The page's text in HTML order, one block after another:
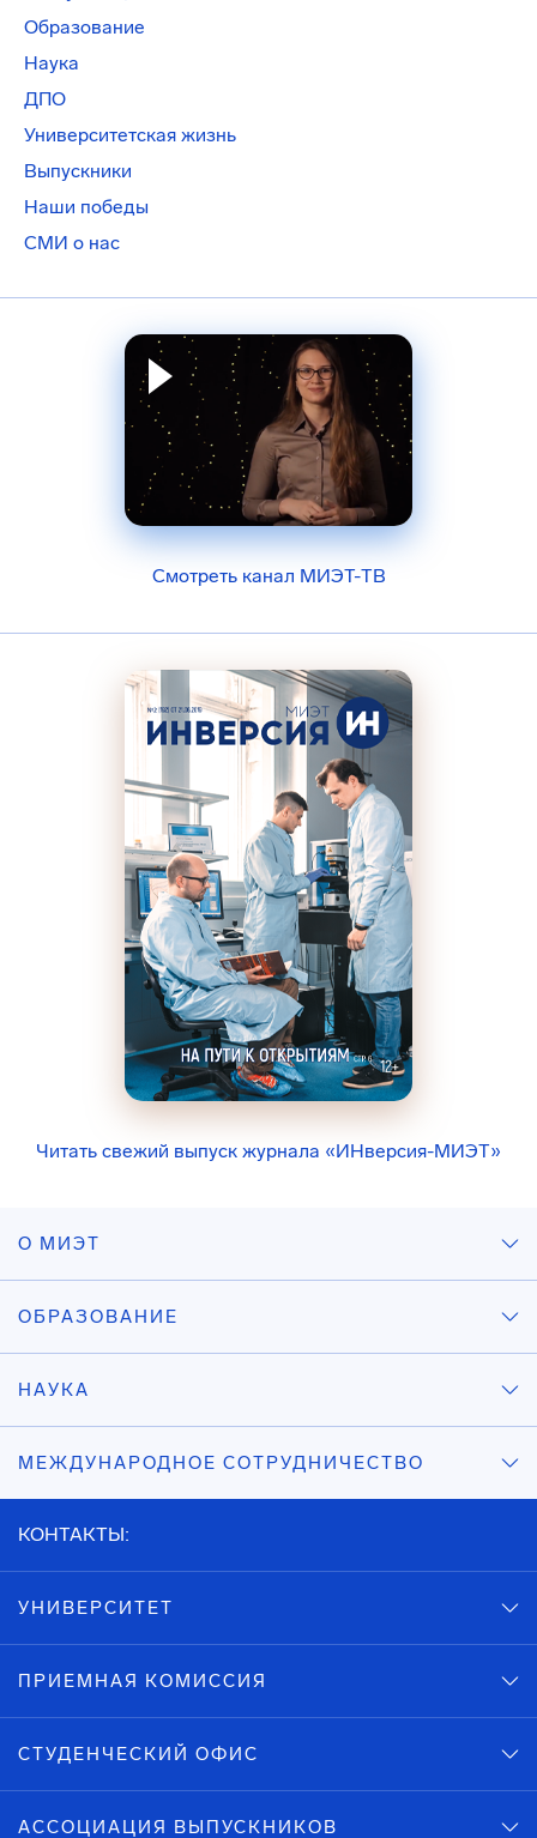
Образование
Наука
ДПО
Университетская жизнь
Выпускники
Наши победы
СМИ о нас
Смотреть канал МИЭТ-ТВ
Читать свежий выпуск журнала «ИНверсия-МИЭТ»
О МИЭТ
ОБРАЗОВАНИЕ
НАУКА
МЕЖДУНАРОДНОЕ СОТРУДНИЧЕСТВО
КОНТАКТЫ:
УНИВЕРСИТЕТ
ПРИЕМНАЯ КОМИССИЯ
СТУДЕНЧЕСКИЙ ОФИС
АССОЦИАЦИЯ ВЫПУСКНИКОВ